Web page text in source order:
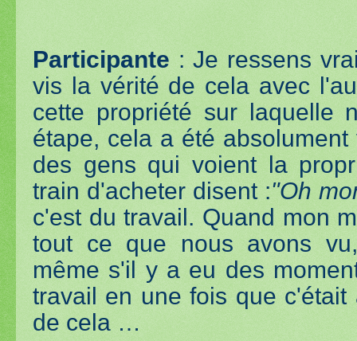
Participante : Je ressens
vis la vérité de cela avec
cette propriété sur laquelle
étape, cela a été
des gens qui voient la
train d'acheter disent :"Oh
c'est du travail. Quand mon
tout ce que nous avons
même s'il y a eu des
travail en une fois que
de cela …